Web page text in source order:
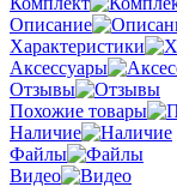
Описание
Характеристики
Аксессуары
Отзывы
Похожие товары
Наличие
Файлы
Видео